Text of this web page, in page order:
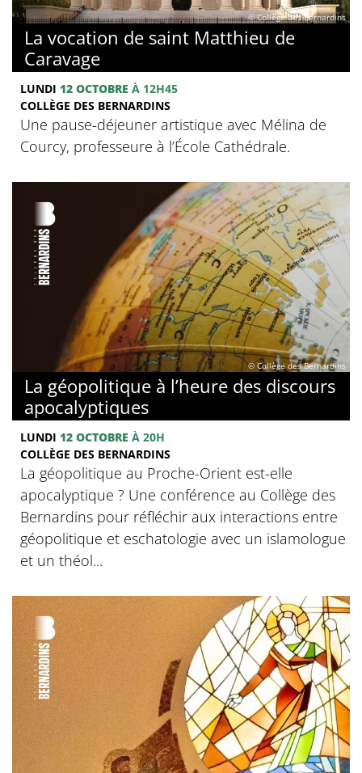
© Collège des Bernardins
La vocation de saint Matthieu de
Caravage
LUNDI 12 OCTOBRE À 12H45
COLLÈGE DES BERNARDINS
Une pause-déjeuner artistique avec Mélina de
Courcy, professeure à l’École Cathédrale.
© Collège des Bernardins
La géopolitique à l’heure des discours
apocalyptiques
LUNDI 12 OCTOBRE À 20H
COLLÈGE DES BERNARDINS
La géopolitique au Proche-Orient est-elle
apocalyptique ? Une conférence au Collège des
Bernardins pour réfléchir aux interactions entre
géopolitique et eschatologie avec un islamologue
et un théol...